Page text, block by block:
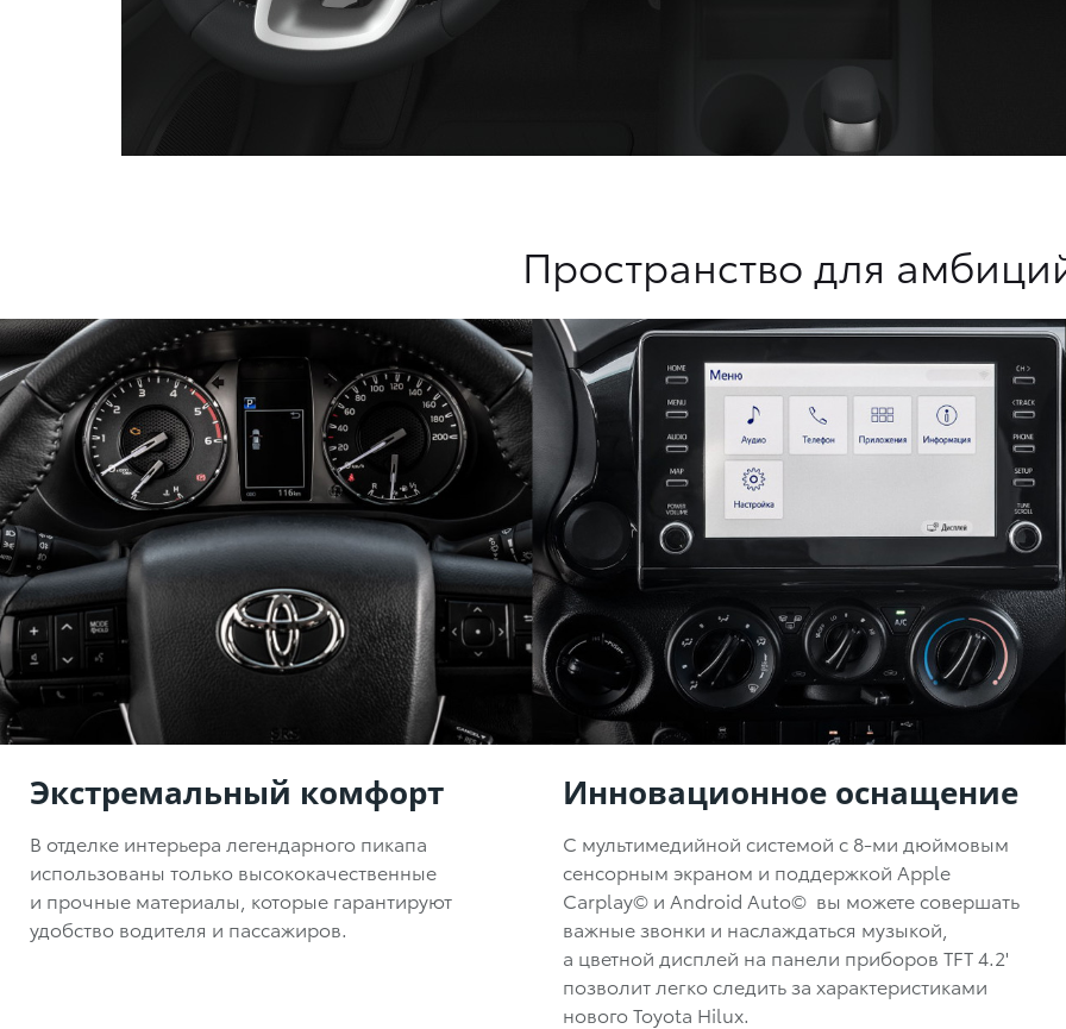
Пространство для
Экстремальный комфорт
В отделке интерьера легендарного пикапа
использованы только высококачественные
и прочные материалы, которые гарантируют
удобство водителя и пассажиров.
Инновационное оснащение
С мультимедийной системой с 8-ми дюймовым
сенсорным экраном и поддержкой Apple
Carplay© и Android Auto© вы можете совершать
важные звонки и наслаждаться музыкой,
а цветной дисплей на панели приборов TFT 4.2'
позволит легко следить за характеристиками
нового Toyota Hilux.